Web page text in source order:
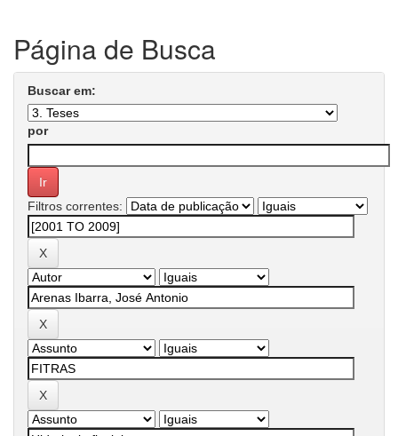
Página de Busca
Buscar em:
por
Filtros correntes: